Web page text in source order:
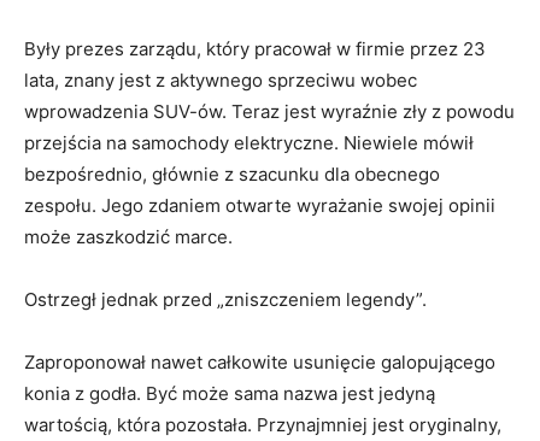
Były prezes zarządu, który pracował w firmie przez 23
lata, znany jest z aktywnego sprzeciwu wobec
wprowadzenia SUV-ów. Teraz jest wyraźnie zły z powodu
przejścia na samochody elektryczne. Niewiele mówił
bezpośrednio, głównie z szacunku dla obecnego
zespołu. Jego zdaniem otwarte wyrażanie swojej opinii
może zaszkodzić marce.
Ostrzegł jednak przed „zniszczeniem legendy”.
Zaproponował nawet całkowite usunięcie galopującego
konia z godła. Być może sama nazwa jest jedyną
wartością, która pozostała. Przynajmniej jest oryginalny,